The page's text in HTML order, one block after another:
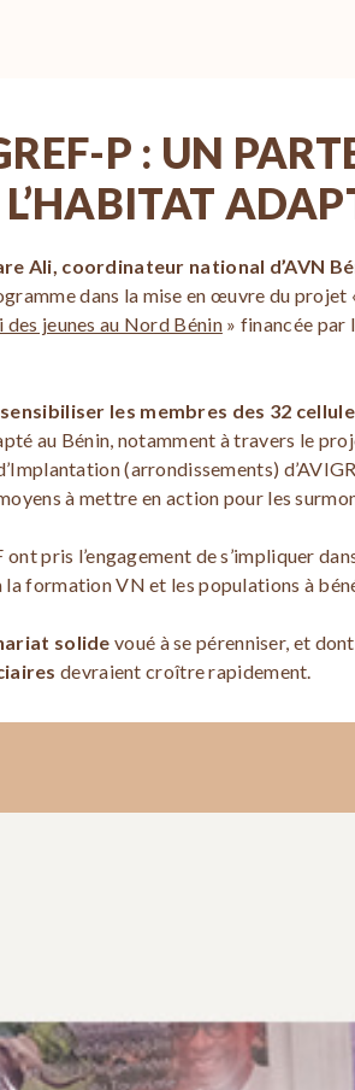
P : UN
Ali, coordinateur national d’AVN
dans la mise en œuvre du projet
jeunes au Nord Bénin» financée par
les membres des 32
au Bénin, notamment à travers le
(arrondissements)
à mettre en action pour les
ont pris l’engagement de s’impliquer
la formation VN et les populations à
solidevoué à se pérenniser, et dont
devraient croître rapidement.